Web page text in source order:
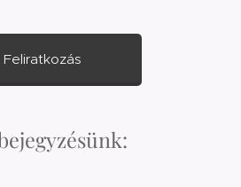
Feliratkozás